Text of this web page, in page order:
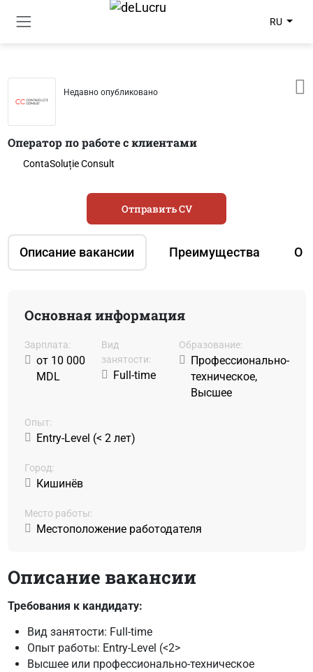
RU
Недавно опубликовано
Оператор по работе с клиентами
ContaSoluție Consult
Описание вакансии Преимущества О
Отправить CV
Основная информация
Зарплата:
от 10 000
MDL
Вид
занятости:
Full-time
Образование:
Профессионально-
техническое,
Высшее
Oпыт:
Entry-Level (< 2 лет)
Город:
Кишинёв
Место работы:
Местоположение работодателя
Описание вакансии
Требования к кандидату:
Вид занятости: Full-time
Опыт работы: Entry-Level (<2>
Высшее или профессионально-техническое